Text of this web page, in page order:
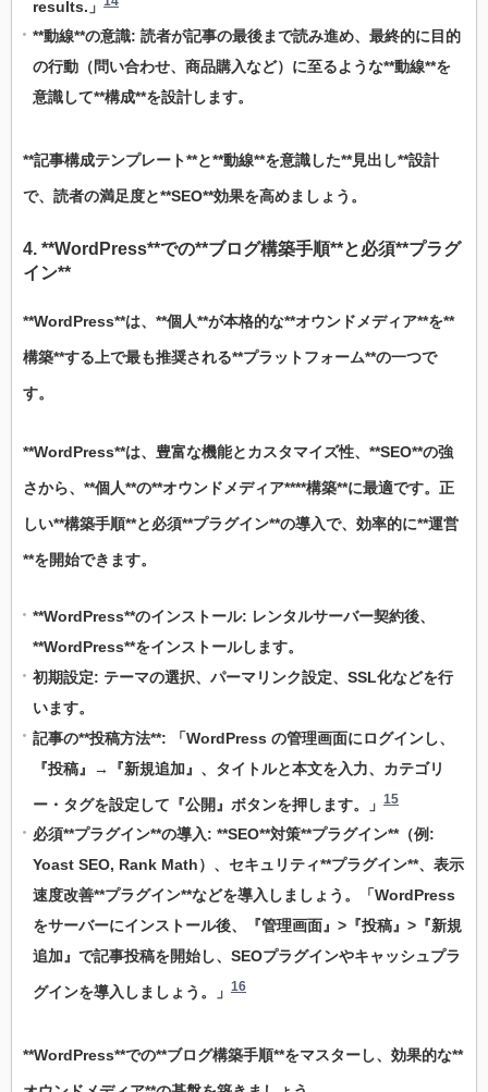
results.」
**動線**の意識: 読者が記事の最後まで読み進め、最終的に目的
の行動（問い合わせ、商品購入など）に至るような**動線**を
意識して**構成**を設計します。
**記事構成テンプレート**と**動線**を意識した**見出し**設計
で、読者の満足度と**SEO**効果を高めましょう。
4. **WordPress**での**ブログ構築手順**と必須**プラグ
イン**
**WordPress**は、**個人**が本格的な**オウンドメディア**を**
構築**する上で最も推奨される**プラットフォーム**の一つで
す。
**WordPress**は、豊富な機能とカスタマイズ性、**SEO**の強
さから、**個人**の**オウンドメディア****構築**に最適です。正
しい**構築手順**と必須**プラグイン**の導入で、効率的に**運営
**を開始できます。
**WordPress**のインストール: レンタルサーバー契約後、
**WordPress**をインストールします。
初期設定: テーマの選択、パーマリンク設定、SSL化などを行
います。
記事の**投稿方法**: 「WordPress の管理画面にログインし、
『投稿』→『新規追加』、タイトルと本文を入力、カテゴリ
ー・タグを設定して『公開』ボタンを押します。」 15
必須**プラグイン**の導入: **SEO**対策**プラグイン**（例:
Yoast SEO, Rank Math）、セキュリティ**プラグイン**、表示
速度改善**プラグイン**などを導入しましょう。「WordPress
をサーバーにインストール後、『管理画面』>『投稿』>『新規
追加』で記事投稿を開始し、SEOプラグインやキャッシュプラ
グインを導入しましょう。」 16
**WordPress**での**ブログ構築手順**をマスターし、効果的な**